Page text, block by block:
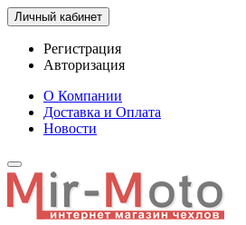
Личный кабинет
Регистрация
Авторизация
О Компании
Доставка и Оплата
Новости